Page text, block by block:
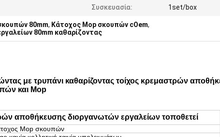
Συσκευασία: 1set/box
80mm, Κάτοχος Mop σκουπών cOem,
80mm καθαρίζοντας
με τρυπάνι καθαρίζοντας τοίχος κρεμαστρών
και Mop
αποθήκευσης διοργανωτών εργαλείων τοποθετεί
Mop σκουπών